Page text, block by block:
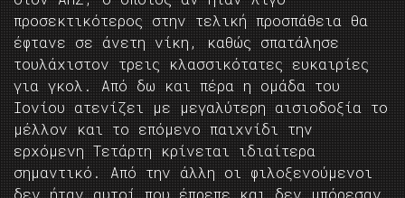
προσεκτικότερος στην τελική προσπάθεια θα
έφτανε σε άνετη νίκη, καθώς σπατάλησε
τουλάχιστον τρεις κλασσικότατες ευκαιρίες
για γκολ. Από δω και πέρα η ομάδα του
Ιονίου ατενίζει με μεγαλύτερη αισιοδοξία το
μέλλον και το επόμενο παιχνίδι την
ερχόμενη Τετάρτη κρίνεται ιδιαίτερα
σημαντικό. Από την άλλη οι φιλοξενούμενοι
δεν ήταν αυτοί που έπρεπε και δεν μπόρεσαν